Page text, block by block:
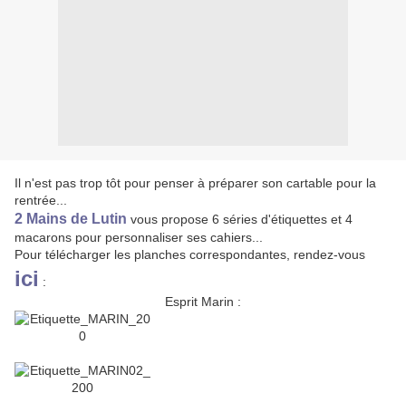
Il n'est pas trop tôt pour penser à préparer son cartable pour la
rentrée...
2 Mains de Lutin vous propose 6 séries d'étiquettes et 4
macarons pour personnaliser ses cahiers...
Pour télécharger les planches correspondantes, rendez-vous
ici :
Esprit Marin :